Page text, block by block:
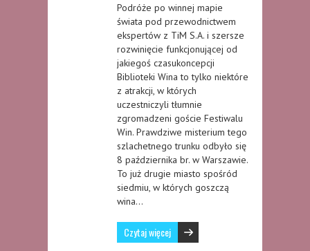
Podróże po winnej mapie
świata pod przewodnictwem
ekspertów z TiM S.A. i szersze
rozwinięcie funkcjonującej od
jakiegoś czasukoncepcji
Biblioteki Wina to tylko niektóre
z atrakcji, w których
uczestniczyli tłumnie
zgromadzeni goście Festiwalu
Win. Prawdziwe misterium tego
szlachetnego trunku odbyło się
8 października br. w Warszawie.
To już drugie miasto spośród
siedmiu, w których goszczą
wina…
Czytaj więcej